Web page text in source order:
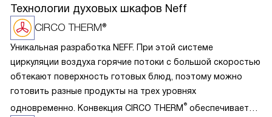
Технологии духовых шкафов Neff
CIRCO THERM®
Уникальная разработка NEFF. При этой системе
циркуляции воздуха горячие потоки с большой скоростью
обтекают поверхность готовых блюд, поэтому можно
готовить разные продукты на трех уровнях
одновременно. Конвекция CIRCO THERM ® обеспечивает